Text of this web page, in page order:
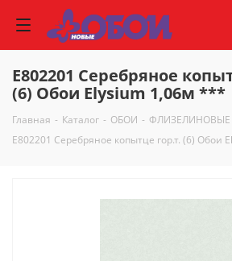
Е802201 Серебряное
(6) Обои Elysium 1,06м ***
Главная - Каталог - ОБОИ - ФЛИЗЕЛИНОВЫЕ
Е802201 Серебряное копытце гор.т. (6) Обои